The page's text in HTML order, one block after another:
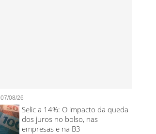
07/08/26
Selic a 14%: O impacto da queda
dos juros no bolso, nas
empresas e na B3